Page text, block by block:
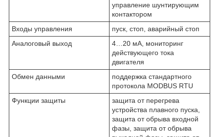
управление шунтирующим
контактором
Входы управления
пуск, стоп, аварийный стоп
Аналоговый выход
4…20 мА, мониторинг
действующего тока
двигателя
Обмен данными
поддержка стандартного
протокола MODBUS RTU
Функции защиты
защита от перегрева
устройства плавного пуска,
защита от обрыва входной
фазы, защита от обрыва